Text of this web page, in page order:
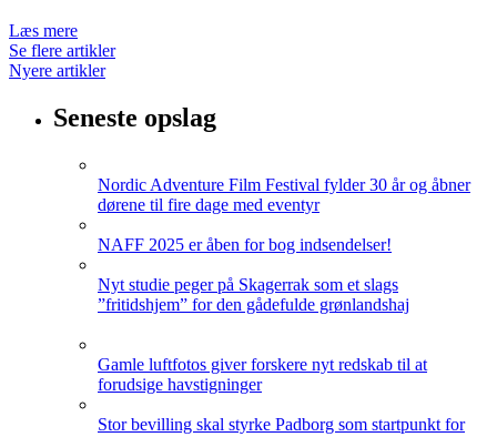
Læs mere
Se flere artikler
Nyere artikler
Seneste opslag
Nordic Adventure Film Festival fylder 30 år og åbner
dørene til fire dage med eventyr
NAFF 2025 er åben for bog indsendelser!
Nyt studie peger på Skagerrak som et slags
”fritidshjem” for den gådefulde grønlandshaj
Gamle luftfotos giver forskere nyt redskab til at
forudsige havstigninger
Stor bevilling skal styrke Padborg som startpunkt for